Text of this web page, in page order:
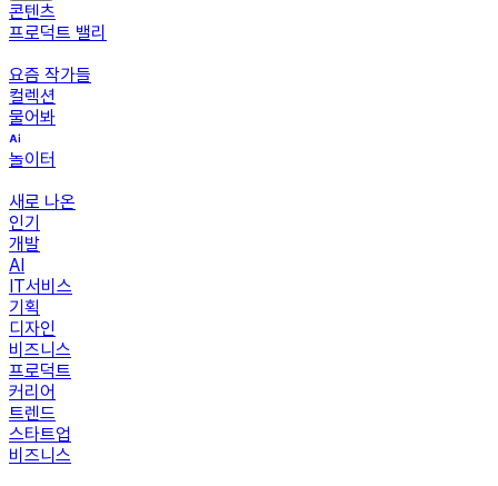
콘텐츠
프로덕트 밸리
요즘 작가들
컬렉션
물어봐
놀이터
새로 나온
인기
개발
AI
IT서비스
기획
디자인
비즈니스
프로덕트
커리어
트렌드
스타트업
비즈니스